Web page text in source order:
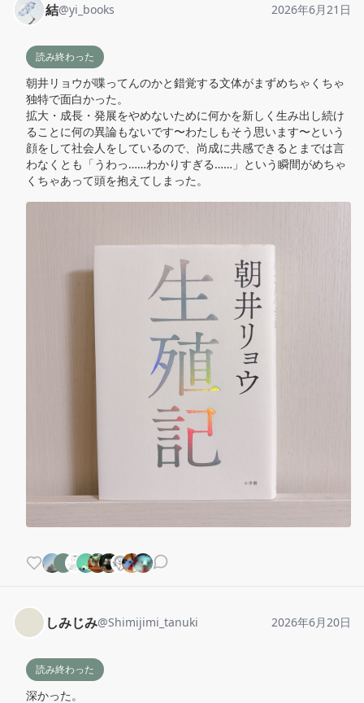
結@yi_books 2026年6月21日
読み終わった
朝井リョウが喋ってんのかと錯覚する文体がまずめちゃくちゃ
独特で面白かった。
拡大・成長・発展をやめないために何かを新しく生み出し続け
ることに何の異論もないです〜わたしもそう思います〜という
顔をして社会人をしているので、尚成に共感できるとまでは言
わなくとも「うわっ……わかりすぎる……」という瞬間がめちゃ
くちゃあって頭を抱えてしまった。
しみじみ@Shimijimi_tanuki 2026年6月20日
読み終わった
深かった。